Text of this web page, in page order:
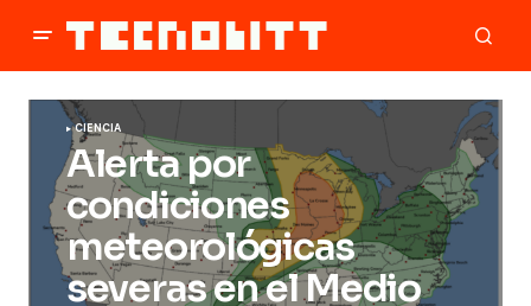
CIENCIA
Alerta por
condiciones
meteorológicas
severas en el Medio